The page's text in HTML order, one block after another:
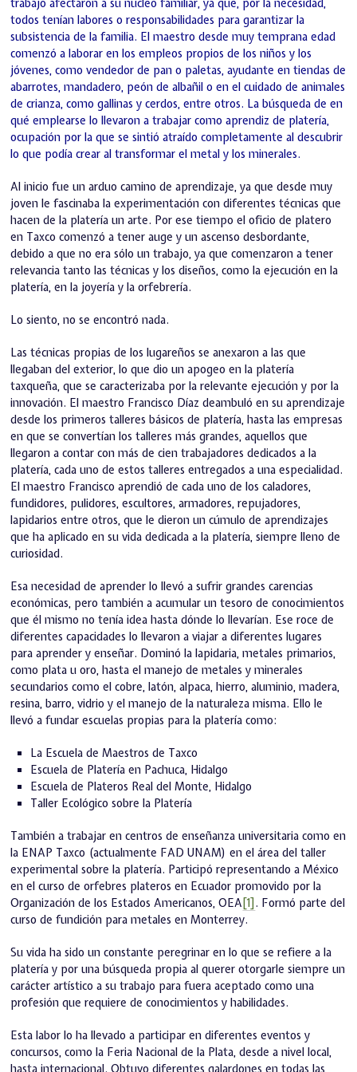
trabajo afectaron a su núcleo familiar, ya que, por la necesidad,
todos tenían labores o responsabilidades para garantizar la
subsistencia de la familia. El maestro desde muy temprana edad
comenzó a laborar en los empleos propios de los niños y los
jóvenes, como vendedor de pan o paletas, ayudante en tiendas de
abarrotes, mandadero, peón de albañil o en el cuidado de animales
de crianza, como gallinas y cerdos, entre otros. La búsqueda de en
qué emplearse lo llevaron a trabajar como aprendiz de platería,
ocupación por la que se sintió atraído completamente al descubrir
lo que podía crear al transformar el metal y los minerales.
Al inicio fue un arduo camino de aprendizaje, ya que desde muy
joven le fascinaba la experimentación con diferentes técnicas que
hacen de la platería un arte. Por ese tiempo el oficio de platero
en Taxco comenzó a tener auge y un ascenso desbordante,
debido a que no era sólo un trabajo, ya que comenzaron a tener
relevancia tanto las técnicas y los diseños, como la ejecución en la
platería, en la joyería y la orfebrería.
Lo siento, no se encontró nada.
Las técnicas propias de los lugareños se anexaron a las que
llegaban del exterior, lo que dio un apogeo en la platería
taxqueña, que se caracterizaba por la relevante ejecución y por la
innovación. El maestro Francisco Díaz deambuló en su aprendizaje
desde los primeros talleres básicos de platería, hasta las empresas
en que se convertían los talleres más grandes, aquellos que
llegaron a contar con más de cien trabajadores dedicados a la
platería, cada uno de estos talleres entregados a una especialidad.
El maestro Francisco aprendió de cada uno de los caladores,
fundidores, pulidores, escultores, armadores, repujadores,
lapidarios entre otros, que le dieron un cúmulo de aprendizajes
que ha aplicado en su vida dedicada a la platería, siempre lleno de
curiosidad.
Esa necesidad de aprender lo llevó a sufrir grandes carencias
económicas, pero también a acumular un tesoro de conocimientos
que él mismo no tenía idea hasta dónde lo llevarían. Ese roce de
diferentes capacidades lo llevaron a viajar a diferentes lugares
para aprender y enseñar. Dominó la lapidaria, metales primarios,
como plata u oro, hasta el manejo de metales y minerales
secundarios como el cobre, latón, alpaca, hierro, aluminio, madera,
resina, barro, vidrio y el manejo de la naturaleza misma. Ello le
llevó a fundar escuelas propias para la platería como:
La Escuela de Maestros de Taxco
Escuela de Platería en Pachuca, Hidalgo
Escuela de Plateros Real del Monte, Hidalgo
Taller Ecológico sobre la Platería
También a trabajar en centros de enseñanza universitaria como en
la ENAP Taxco (actualmente FAD UNAM) en el área del taller
experimental sobre la platería. Participó representando a México
en el curso de orfebres plateros en Ecuador promovido por la
Organización de los Estados Americanos, OEA [1] . Formó parte del
curso de fundición para metales en Monterrey.
Su vida ha sido un constante peregrinar en lo que se refiere a la
platería y por una búsqueda propia al querer otorgarle siempre un
carácter artístico a su trabajo para fuera aceptado como una
profesión que requiere de conocimientos y habilidades.
Esta labor lo ha llevado a participar en diferentes eventos y
concursos, como la Feria Nacional de la Plata, desde a nivel local,
hasta internacional. Obtuvo diferentes galardones en todas las